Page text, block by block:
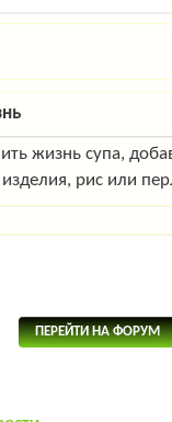
жизнь супа,
рис или
ПЕРЕЙТИ НА ФОРУМ